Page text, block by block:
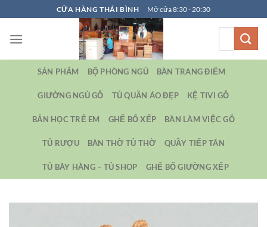
qua
nội
CỬA HÀNG THÁI BÌNH Mở cửa 8:30 - 20:30
SẢN PHẨM BỘ PHÒNG NGỦ BÀN TRANG ĐIỂM
GIƯỜNG NGỦ GỖ TỦ QUẦN ÁO ĐẸP KỆ TIVI GỖ
BẢN HỌC TRẺ EM GHẾ BỐ XẾP BÀN LÀM VIỆC GỖ
TỦ RƯỢU BÀN THỜ TỦ THỜ QUẦY TIẾP TÂN
TỦ BÀY HÀNG – TỦ SHOP GHẾ BỐ GIƯỜNG XẾP